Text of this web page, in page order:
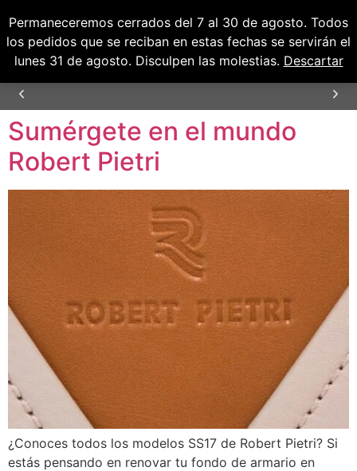
Permaneceremos cerrados del 7 al 30 de agosto. Todos
los pedidos que se reciban en estas fechas se servirán el
lunes 31 de agosto. Disculpen las molestias. Descartar
0,00€
0
ENVÍOS GRATUITOS PARA PENÍNSULA Y
BALEARES
Sumérgete en el mundo
Robert Pietri
¿Conoces todos los modelos SS17 de Robert Pietri? Si
estás pensando en renovar tu fondo de armario en